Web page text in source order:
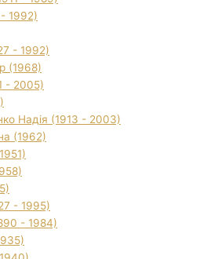
1992)
- 1992)
(1968)
- 2005)
Надія (1913 - 2003)
(1962)
- 1995)
- 1984)